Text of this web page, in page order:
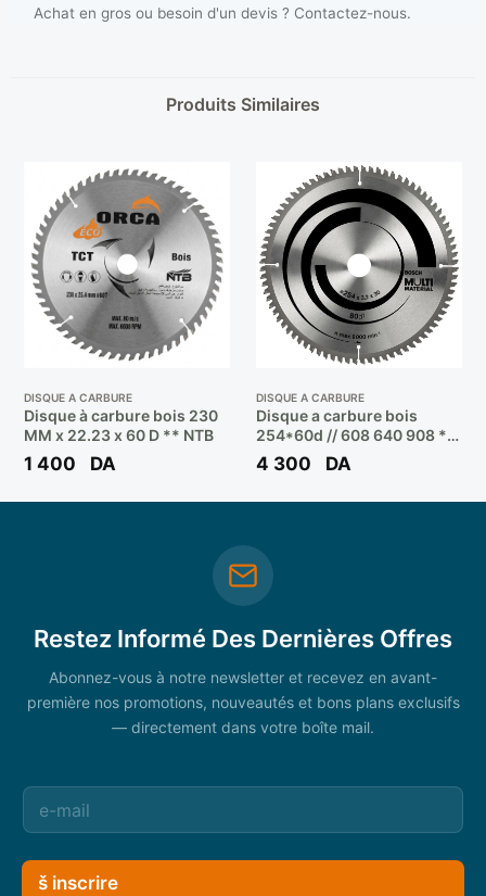
Achat en gros ou besoin d'un devis ? Contactez-nous.
Produits Similaires
DISQUE A CARBURE
Disque à carbure bois 230
MM x 22.23 x 60 D ** NTB
1 400 DA
DISQUE A CARBURE
Disque a carbure bois
254*60d // 608 640 908 **
BOSCH
4 300 DA
Restez Informé Des Dernières Offres
Abonnez-vous à notre newsletter et recevez en avant-
première nos promotions, nouveautés et bons plans exclusifs
— directement dans votre boîte mail.
š inscrire